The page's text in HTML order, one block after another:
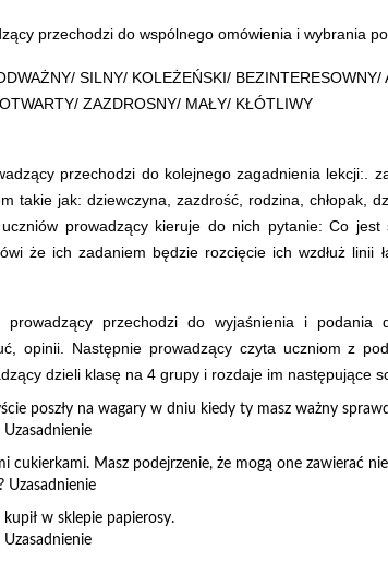
przechodzi do wspólnego omówienia i wybrania
SILNY/ KOLEŻEŃSKI/
ZAZDROSNY/ MAŁY/ KŁÓTLIWY
przechodzi do kolejnego zagadnienia lekcji:.
takie jak: dziewczyna, zazdrość, rodzina, chłopak,
prowadzący kieruje do nich pytanie: Co
że ich zadaniem będzie rozcięcie ich wzdłuż
przechodzi do wyjaśnienia i
opinii. Następnie prowadzący czyta uczniom z
dzieli klasę na 4 grupy i rozdaje im następujące
poszły na wagary w dniu kiedy ty masz ważny
cukierkami. Masz podejrzenie, że mogą one zawierać
Uzasadnienie
kupił w sklepie papierosy.